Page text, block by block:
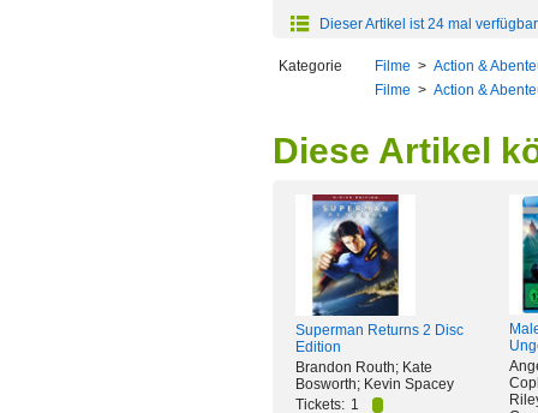
Dieser Artikel ist 24 mal verfügbar
Kategorie Filme > Action &
Filme > Action &
Diese Artikel
Superman Returns 2 Disc
Edition
Brandon Routh; Kate
Bosworth; Kevin Spacey
Tickets: 1